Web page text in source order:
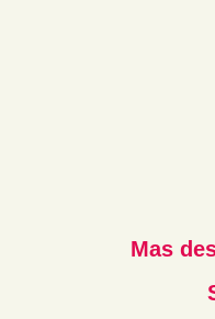
Mas